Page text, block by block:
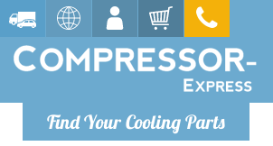
Find Your Cooling Parts